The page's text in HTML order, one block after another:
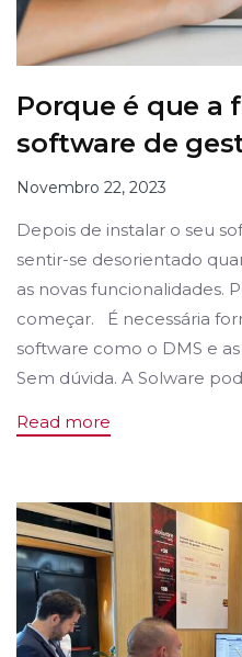
Porque é que a
software de
Novembro 22, 2023
Depois de instalar o seu
sentir-se desorientado
as novas funcionalidades.
começar. É necessária
software como o DMS e
Sem dúvida. A Solware
Read more